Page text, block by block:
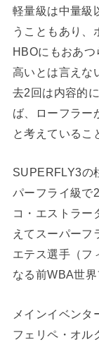
軽量級は中量級
うこともあり、
HBOにもおあ
高いとは言えな
去2回は内容的
ば、ローフラー
と考えているこ
SUPERFLY3の
パーフライ級で
コ・エストラー
えてスーパーフ
エテス選手（フ
なる前WBA世界
メインイベン
フェリペ・オル